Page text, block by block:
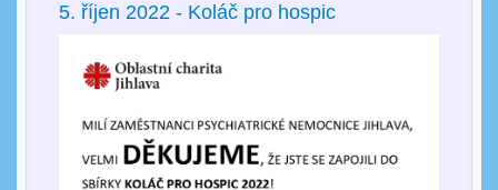
5. říjen 2022 - Koláč pro hospic